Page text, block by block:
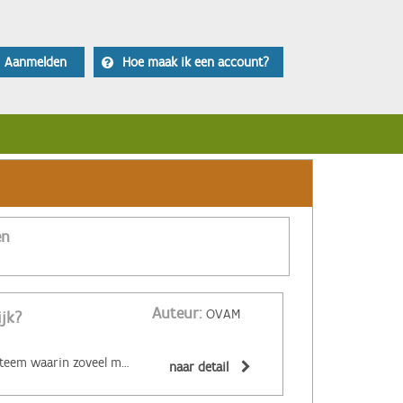
Aanmelden Hoe maak ik een account?
Auteur: OVAM
‌De circulaire economie is een economisch systeem waarin zoveel mogelijk producten en grondstoffen hergebruikt of hoogwaardig gerecycleerd worden. Materialen zijn (volledig) recycleerbaar of afbreekbaar, spullen worden hersteld, hebben een hoge tweedehandswaarde, zijn ‘upgradebaar’, kunnen makkelijk gedemonteerd worden en omgevormd tot nieuwe producten ... Zo wordt maximaal vermeden dat spullen hun waarde verliezen. De circulaire economie biedt een alternatief voor het huidige lineaire systeem. Daarin worden grondstoffen omgezet in producten die aan het einde van hun leven massaal afval worden. De Ellen MacArthur Foundation maakte er een inzichtelijk filmpje over: naar detail